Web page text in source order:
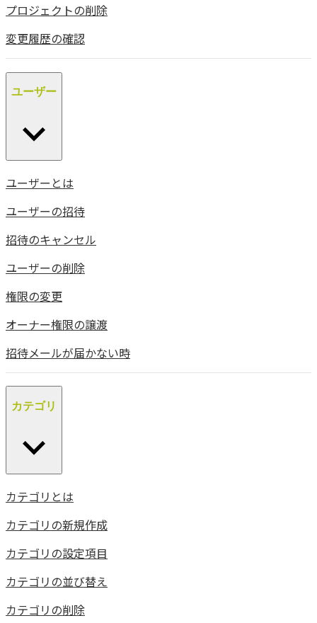
プロジェクトの削除
変更履歴の確認
ユーザー
ユーザーとは
ユーザーの招待
招待のキャンセル
ユーザーの削除
権限の変更
オーナー権限の譲渡
招待メールが届かない時
カテゴリ
カテゴリとは
カテゴリの新規作成
カテゴリの設定項目
カテゴリの並び替え
カテゴリの削除